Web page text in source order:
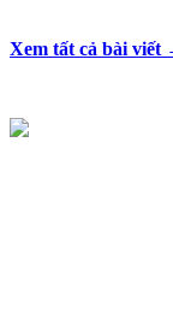
Xem tất cả bài viết